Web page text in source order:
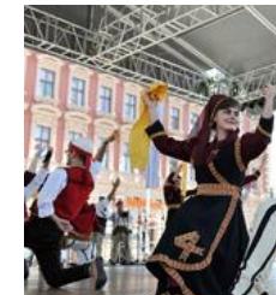
RAJ!
Žene u Srbiji su
ogledaju se, bacaju
koštaju 100 evra, a